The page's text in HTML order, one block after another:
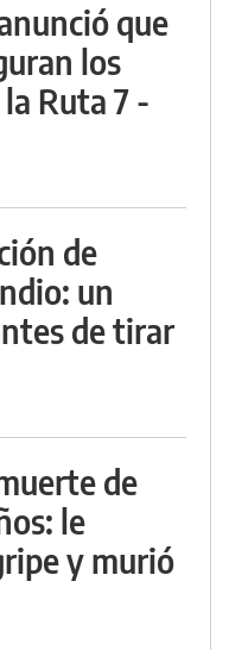
que
los
Ruta 7 -
de
un
de tirar
de
le
y murió